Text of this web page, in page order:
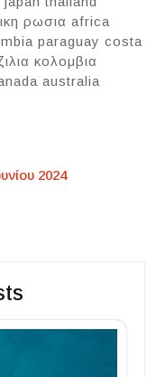
ρωσια africa
paraguay costa
κολομβια
australia
2024